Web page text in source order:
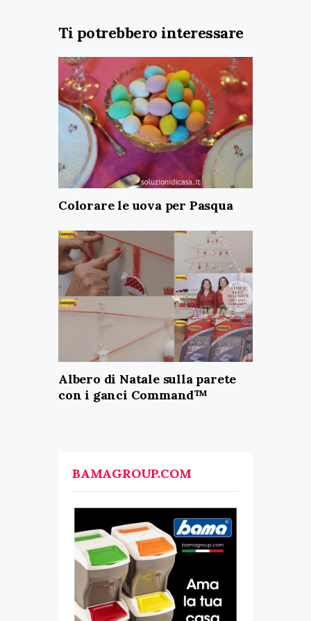
Ti potrebbero interessare
Colorare le uova per Pasqua
Albero di Natale sulla parete
con i ganci Command™
BAMAGROUP.COM